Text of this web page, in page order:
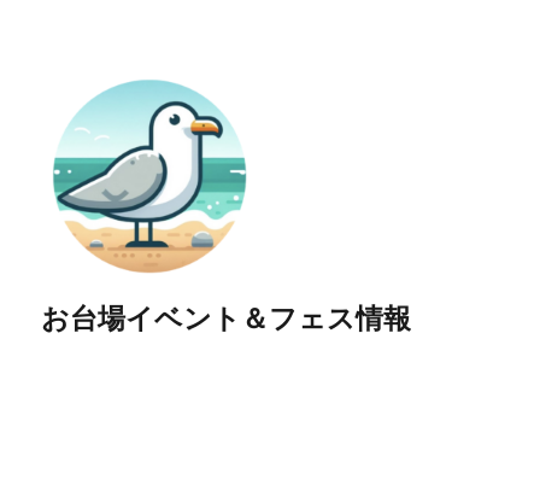
お台場イベント＆フェス情報